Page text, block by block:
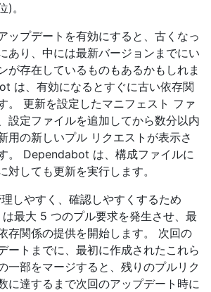
)。
ップデートを有効にすると、古くなっ
あり、中には最新バージョンまでにい
が存在しているものもあるかもしれま
は、有効になるとすぐに古い依存関
。 更新を設定したマニフェスト ファ
設定ファイルを追加してから数分以内
用の新しいプル リクエストが表示さ
。 Dependabot は、構成ファイルに
対しても更新を実行します。
しやすく、確認しやすくするため
最大 5 つのプル要求を発生させ、最
存関係の提供を開始します。 次回の
ートまでに、最初に作成されたこれら
一部をマージすると、残りのプルリク
に達するまで次回のアップデート時に